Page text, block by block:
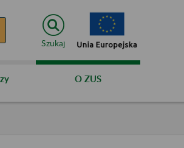
Szukaj
O ZUS